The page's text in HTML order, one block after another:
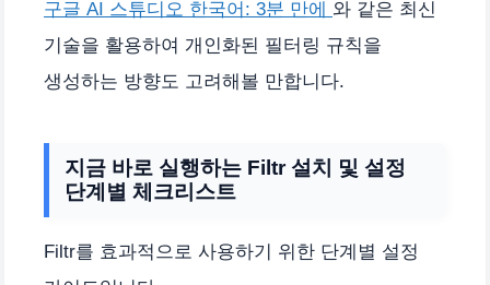
구글 AI 스튜디오 한국어: 3분 만에 와 같은 최신
기술을 활용하여 개인화된 필터링 규칙을
생성하는 방향도 고려해볼 만합니다.
지금 바로 실행하는 Filtr 설치 및 설정
단계별 체크리스트
Filtr를 효과적으로 사용하기 위한 단계별 설정